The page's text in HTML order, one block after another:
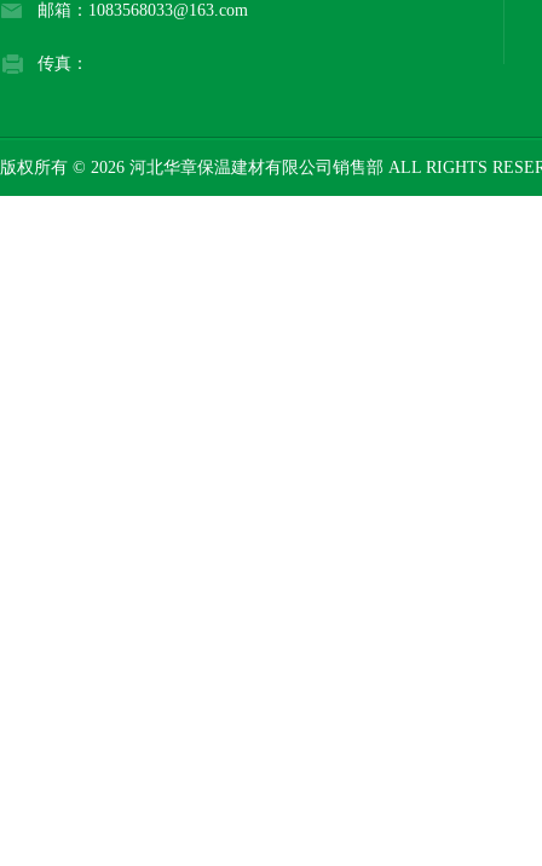
邮箱：1083568033@163.com
传真：
版权所有 © 2026 河北华章保温建材有限公司销售部 ALL RIGHTS